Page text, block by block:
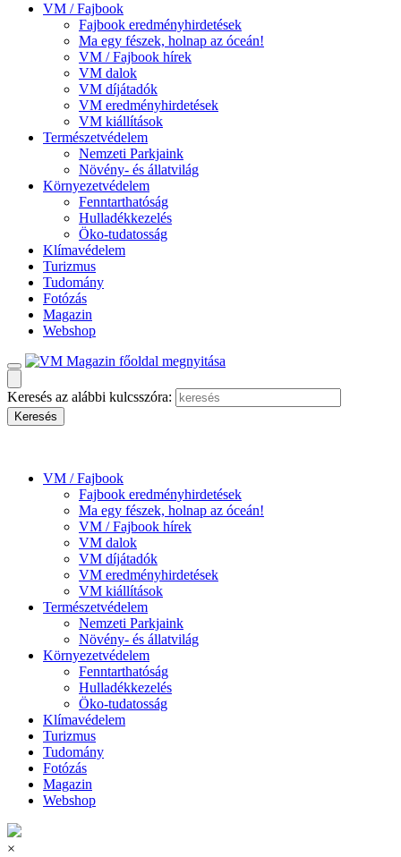
VM / Fajbook
Fajbook eredményhirdetések
Ma egy fészek, holnap az óceán!
VM / Fajbook hírek
VM dalok
VM díjátadók
VM eredményhirdetések
VM kiállítások
Természetvédelem
Nemzeti Parkjaink
Növény- és állatvilág
Környezetvédelem
Fenntarthatóság
Hulladékkezelés
Öko-tudatosság
Klímavédelem
Turizmus
Tudomány
Fotózás
Magazin
Webshop
Keresés az alábbi kulcsszóra:
VM / Fajbook
Fajbook eredményhirdetések
Ma egy fészek, holnap az óceán!
VM / Fajbook hírek
VM dalok
VM díjátadók
VM eredményhirdetések
VM kiállítások
Természetvédelem
Nemzeti Parkjaink
Növény- és állatvilág
Környezetvédelem
Fenntarthatóság
Hulladékkezelés
Öko-tudatosság
Klímavédelem
Turizmus
Tudomány
Fotózás
Magazin
Webshop
×